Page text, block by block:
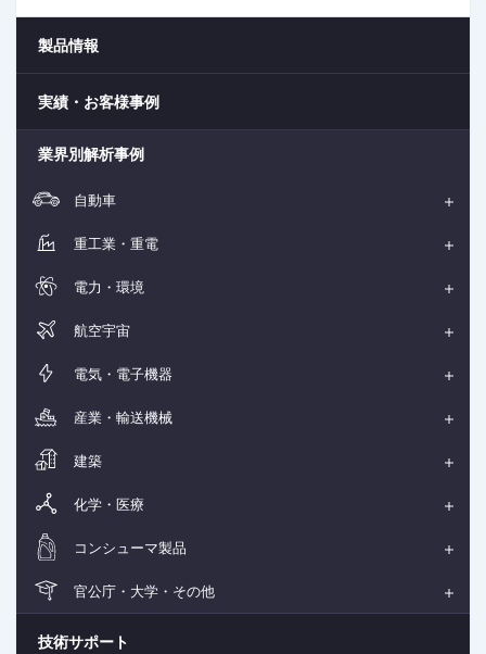
製品情報
実績・お客様事例
業界別解析事例
自動車
重工業・重電
電力・環境
航空宇宙
電気・電子機器
産業・輸送機械
建築
化学・医療
コンシューマ製品
官公庁・大学・その他
技術サポート